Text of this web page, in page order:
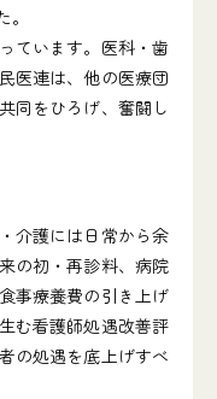
ています。医科・歯
医連は、他の医療団
同をひろげ、奮闘し
介護には日常から余
の初・再診料、病院
事療養費の引き上げ
む看護師処遇改善評
の処遇を底上げすべ